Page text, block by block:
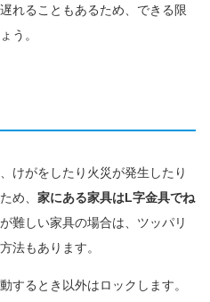
れることもあるため、できる限
う。
けがをしたり火災が発生したり
め、 家にある家具はL字金具でね
難しい家具の場合は、ツッパリ
法もあります。
するとき以外はロックします。